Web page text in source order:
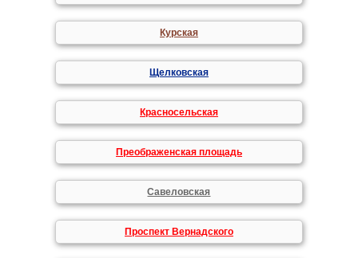
Курская
Щелковская
Красносельская
Преображенская площадь
Савеловская
Проспект Вернадского